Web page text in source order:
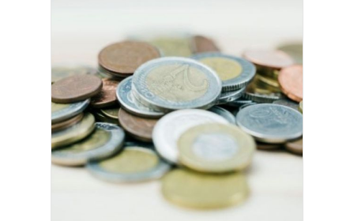
de Castro, no PortoTomarConvento de
CristoVila do BispoFortaleza de
SagresViseuMuseu Nacional Grão
Vasco Fonte: Portal do Governo